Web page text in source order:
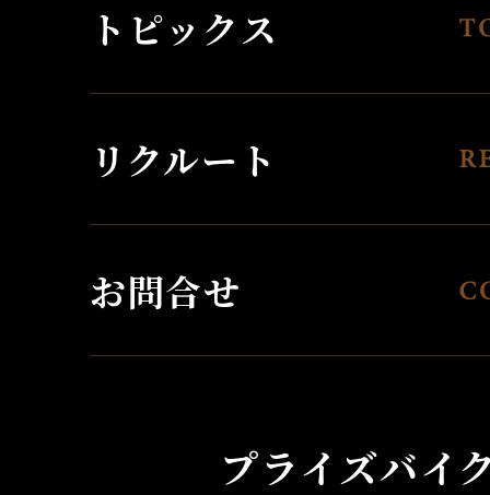
トピックス
リクルート
お問合せ
プライズバイ